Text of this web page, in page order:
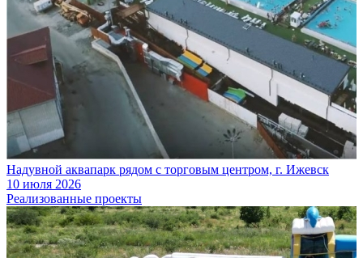
Надувной аквапарк рядом с торговым центром, г. Ижевск
10 июля 2026
Реализованные проекты